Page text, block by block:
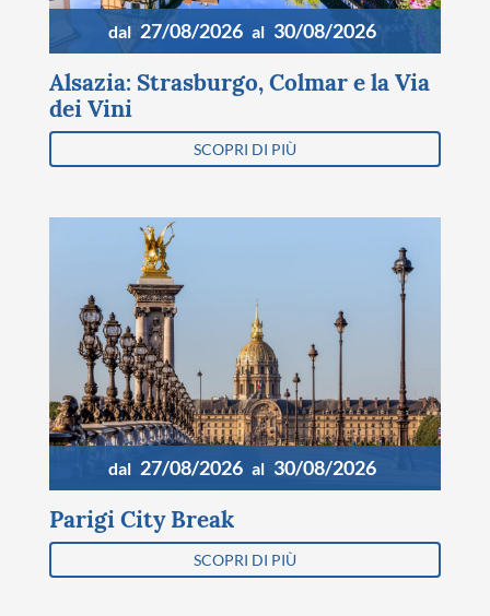
dal 27/08/2026 al 30/08/2026
Alsazia: Strasburgo, Colmar e la Via
dei Vini
SCOPRI DI PIÙ
dal 27/08/2026 al 30/08/2026
Parigi City Break
SCOPRI DI PIÙ